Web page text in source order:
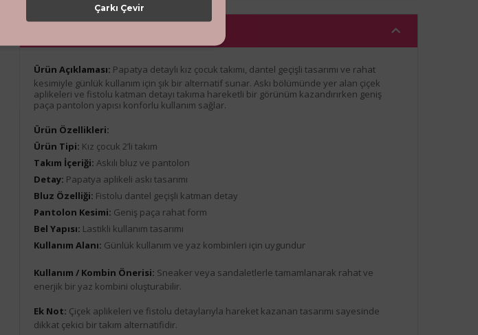
Ürün Açıklaması: Papatya detaylı kız çocuk takımı, dantel geçişli tasarımı ve rahat
kesimiyle günlük kullanım için şık bir alternatif sunar. Askı bölümünde yer alan çiçek
aplikeleri ve fistolu katman detayı takıma hareketli bir görünüm kazandırırken geniş
paça pantolon yapısı konforlu kullanım sağlar.
Ürün Özellikleri:
Ürün Tipi: Kız çocuk 2’li takım
Takım İçeriği: Askılı bluz ve pantolon
Detay: Papatya aplikeli askı tasarımı
Bluz Özelliği: Fistolu dantel geçişli katman detay
Pantolon Kesimi: Geniş paça rahat form
Bel Yapısı: Lastikli kullanım tasarımı
Kullanım Alanı: Günlük kullanım ve yaz kombinleri için uygundur
Kullanım / Kombin Önerisi: Sneaker veya sandaletlerle tamamlanarak rahat ve
enerjik bir yaz kombini oluşturabilir.
Ek Not: Çiçek aplikeleri ve fistolu detaylarıyla hareket kazanan tasarımı sayesinde
dikkat çekici bir takım alternatifidir.
Çarkı Çevir